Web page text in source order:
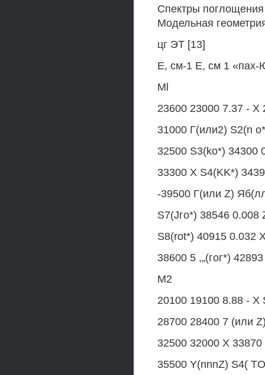
Спектры
Модельная
цг ЭТ [13]
Е, см-1 Е, см 1
Ml
23600 23000 7.37 - X
31000 Г(или2) S2(n
32500 S3(ko*) 34300
33300 X S4(KK*)
-39500 Г(или Z)
S7(Jго*) 38546 0.008
S8(rot*) 40915 0.032
38600 5 ,„(гог*)
М2
20100 19100 8.88 -
28700 28400 7 (или
32500 32000 X 33870
35500 Y(nnnZ) S4(